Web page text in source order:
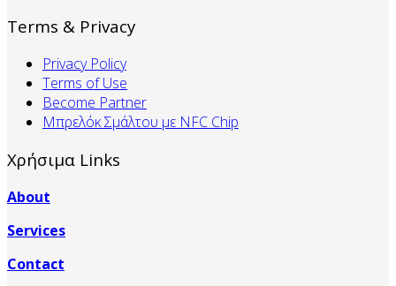
Terms & Privacy
Privacy Policy
Terms of Use
Become Partner
Mπρελόκ Σμάλτου με NFC Chip
Χρήσιμα Links
About
Services
Contact